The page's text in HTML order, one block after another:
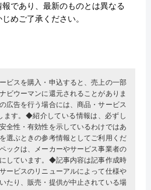
であり、最新のものとは異なる
めご了承ください。
ビスを購入・申込すると、売上の一部
ビウーマンに還元されることがありま
広告を行う場合には、商品・サービス
ます。◆紹介している情報は、必ずし
全性・有効性を示しているわけではあ
選ぶときの参考情報としてご利用くだ
ックは、メーカーやサービス事業者の
しています。◆記事内容は記事作成時
ービスのリニューアルによって仕様や
たり、販売・提供が中止されている場